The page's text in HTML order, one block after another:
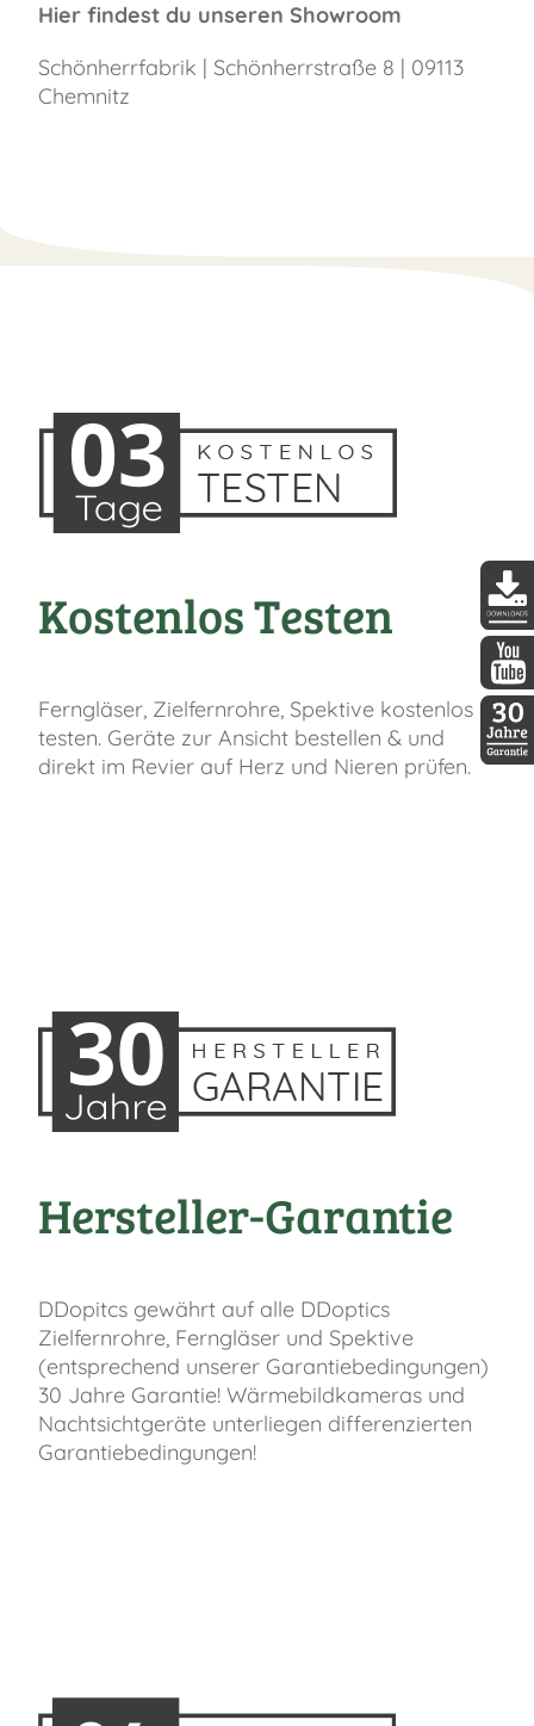
Hier findest du unseren Showroom
Schönherrfabrik | Schönherrstraße 8 | 09113
Chemnitz
Kostenlos Testen
Ferngläser, Zielfernrohre, Spektive kostenlos
testen. Geräte zur Ansicht bestellen & und
direkt im Revier auf Herz und Nieren prüfen.
Hersteller-Garantie
DDopitcs gewährt auf alle DDoptics
Zielfernrohre, Ferngläser und Spektive
(entsprechend unserer Garantiebedingungen)
30 Jahre Garantie! Wärmebildkameras und
Nachtsichtgeräte unterliegen differenzierten
Garantiebedingungen!